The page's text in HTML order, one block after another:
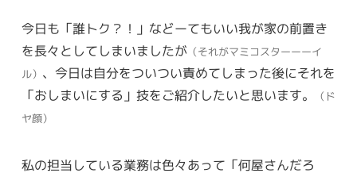
今日も「誰トク？！」などーてもいい我が家の前置き
を長々としてしまいましたが （それがマミコスターーーイ
ル） 、今日は自分をついつい責めてしまった後にそれを
「おしまいにする」技をご紹介したいと思います。
（ド
ヤ顔）
私の担当している業務は色々あって「何屋さんだろ